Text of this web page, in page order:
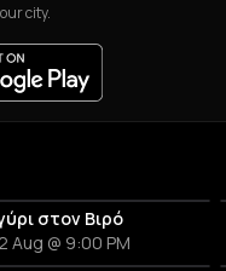
city.
στον Βιρό
Aug @ 9:00 PM